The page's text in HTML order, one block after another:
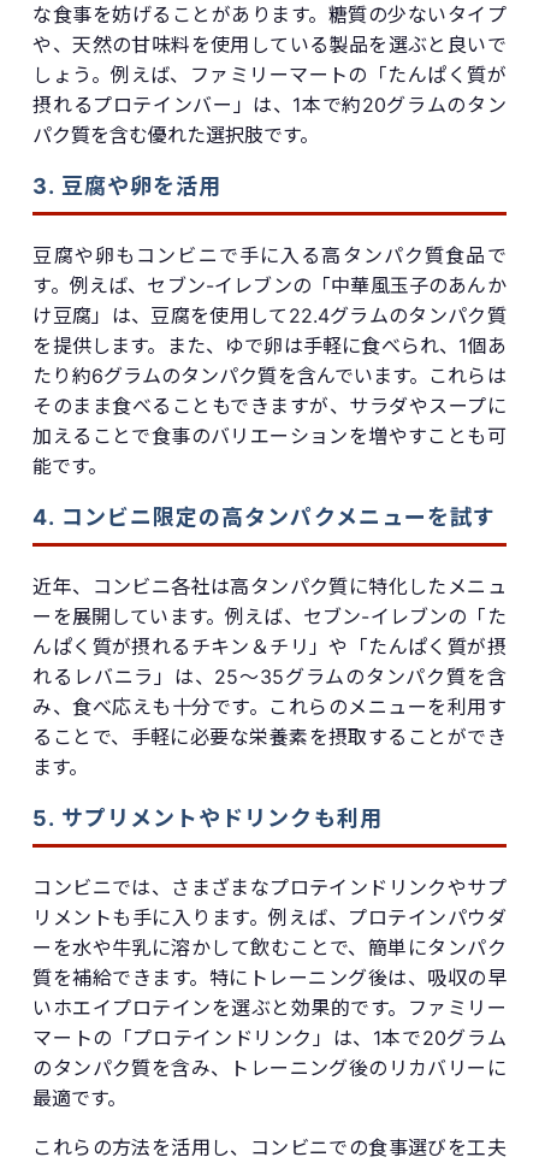
な食事を妨げることがあります。糖質の少ないタイプ
や、天然の甘味料を使用している製品を選ぶと良いで
しょう。例えば、ファミリーマートの「たんぱく質が
摂れるプロテインバー」は、1本で約20グラムのタン
パク質を含む優れた選択肢です。
3. 豆腐や卵を活用
豆腐や卵もコンビニで手に入る高タンパク質食品で
す。例えば、セブン-イレブンの「中華風玉子のあんか
け豆腐」は、豆腐を使用して22.4グラムのタンパク質
を提供します。また、ゆで卵は手軽に食べられ、1個あ
たり約6グラムのタンパク質を含んでいます。これらは
そのまま食べることもできますが、サラダやスープに
加えることで食事のバリエーションを増やすことも可
能です。
4. コンビニ限定の高タンパクメニューを試す
近年、コンビニ各社は高タンパク質に特化したメニュ
ーを展開しています。例えば、セブン-イレブンの「た
んぱく質が摂れるチキン＆チリ」や「たんぱく質が摂
れるレバニラ」は、25〜35グラムのタンパク質を含
み、食べ応えも十分です。これらのメニューを利用す
ることで、手軽に必要な栄養素を摂取することができ
ます。
5. サプリメントやドリンクも利用
コンビニでは、さまざまなプロテインドリンクやサプ
リメントも手に入ります。例えば、プロテインパウダ
ーを水や牛乳に溶かして飲むことで、簡単にタンパク
質を補給できます。特にトレーニング後は、吸収の早
いホエイプロテインを選ぶと効果的です。ファミリー
マートの「プロテインドリンク」は、1本で20グラム
のタンパク質を含み、トレーニング後のリカバリーに
最適です。
これらの方法を活用し、コンビニでの食事選びを工夫